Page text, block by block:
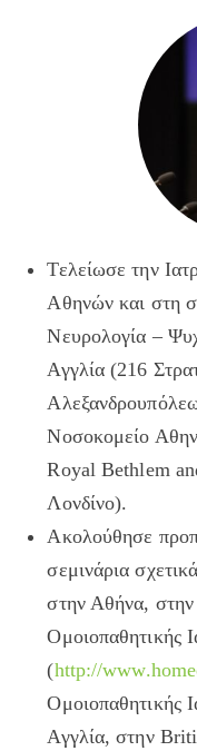
Τελείωσε την
Αθηνών και στη
Νευρολογία –
Αγγλία (216
Νοσοκομείο
Royal Bethlem
Λονδίνο).
Ακολούθησε
σεμινάρια
στην Αθήνα, στην
Ομοιοπαθητικής
(http://
Ομοιοπαθητικής
Αγγλία, στην